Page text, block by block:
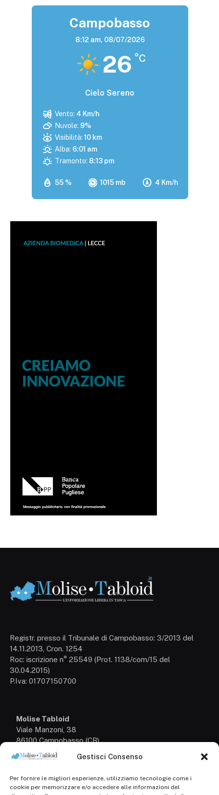
Gestisci Consenso
Per fornire le migliori esperienze, utilizziamo tecnologie come i
cookie per memorizzare e/o accedere alle informazioni del
Campobasso
8:12 am, 08/07/2026
26 °C
Cielo Sereno
55 % 1015 mb 4 Km/h
Vento: 4 Km/h
Nuvole: 9%
Visibilità: 10 km
Alba: 6:01 am
Tramonto: 8:13 pm
Registr. presso il Tribunale di Campobasso: 3/2013 del
14.11.2013, Cron. 1254
Roc: iscrizione n° 25549 (Prot. 1138/com/15 del
30.04.2015)
P.Iva: 01707150700
Molise Tabloid
Viale Manzoni, 38
86100 Campobasso (CB)
+39 3333169466
Scrivici a: